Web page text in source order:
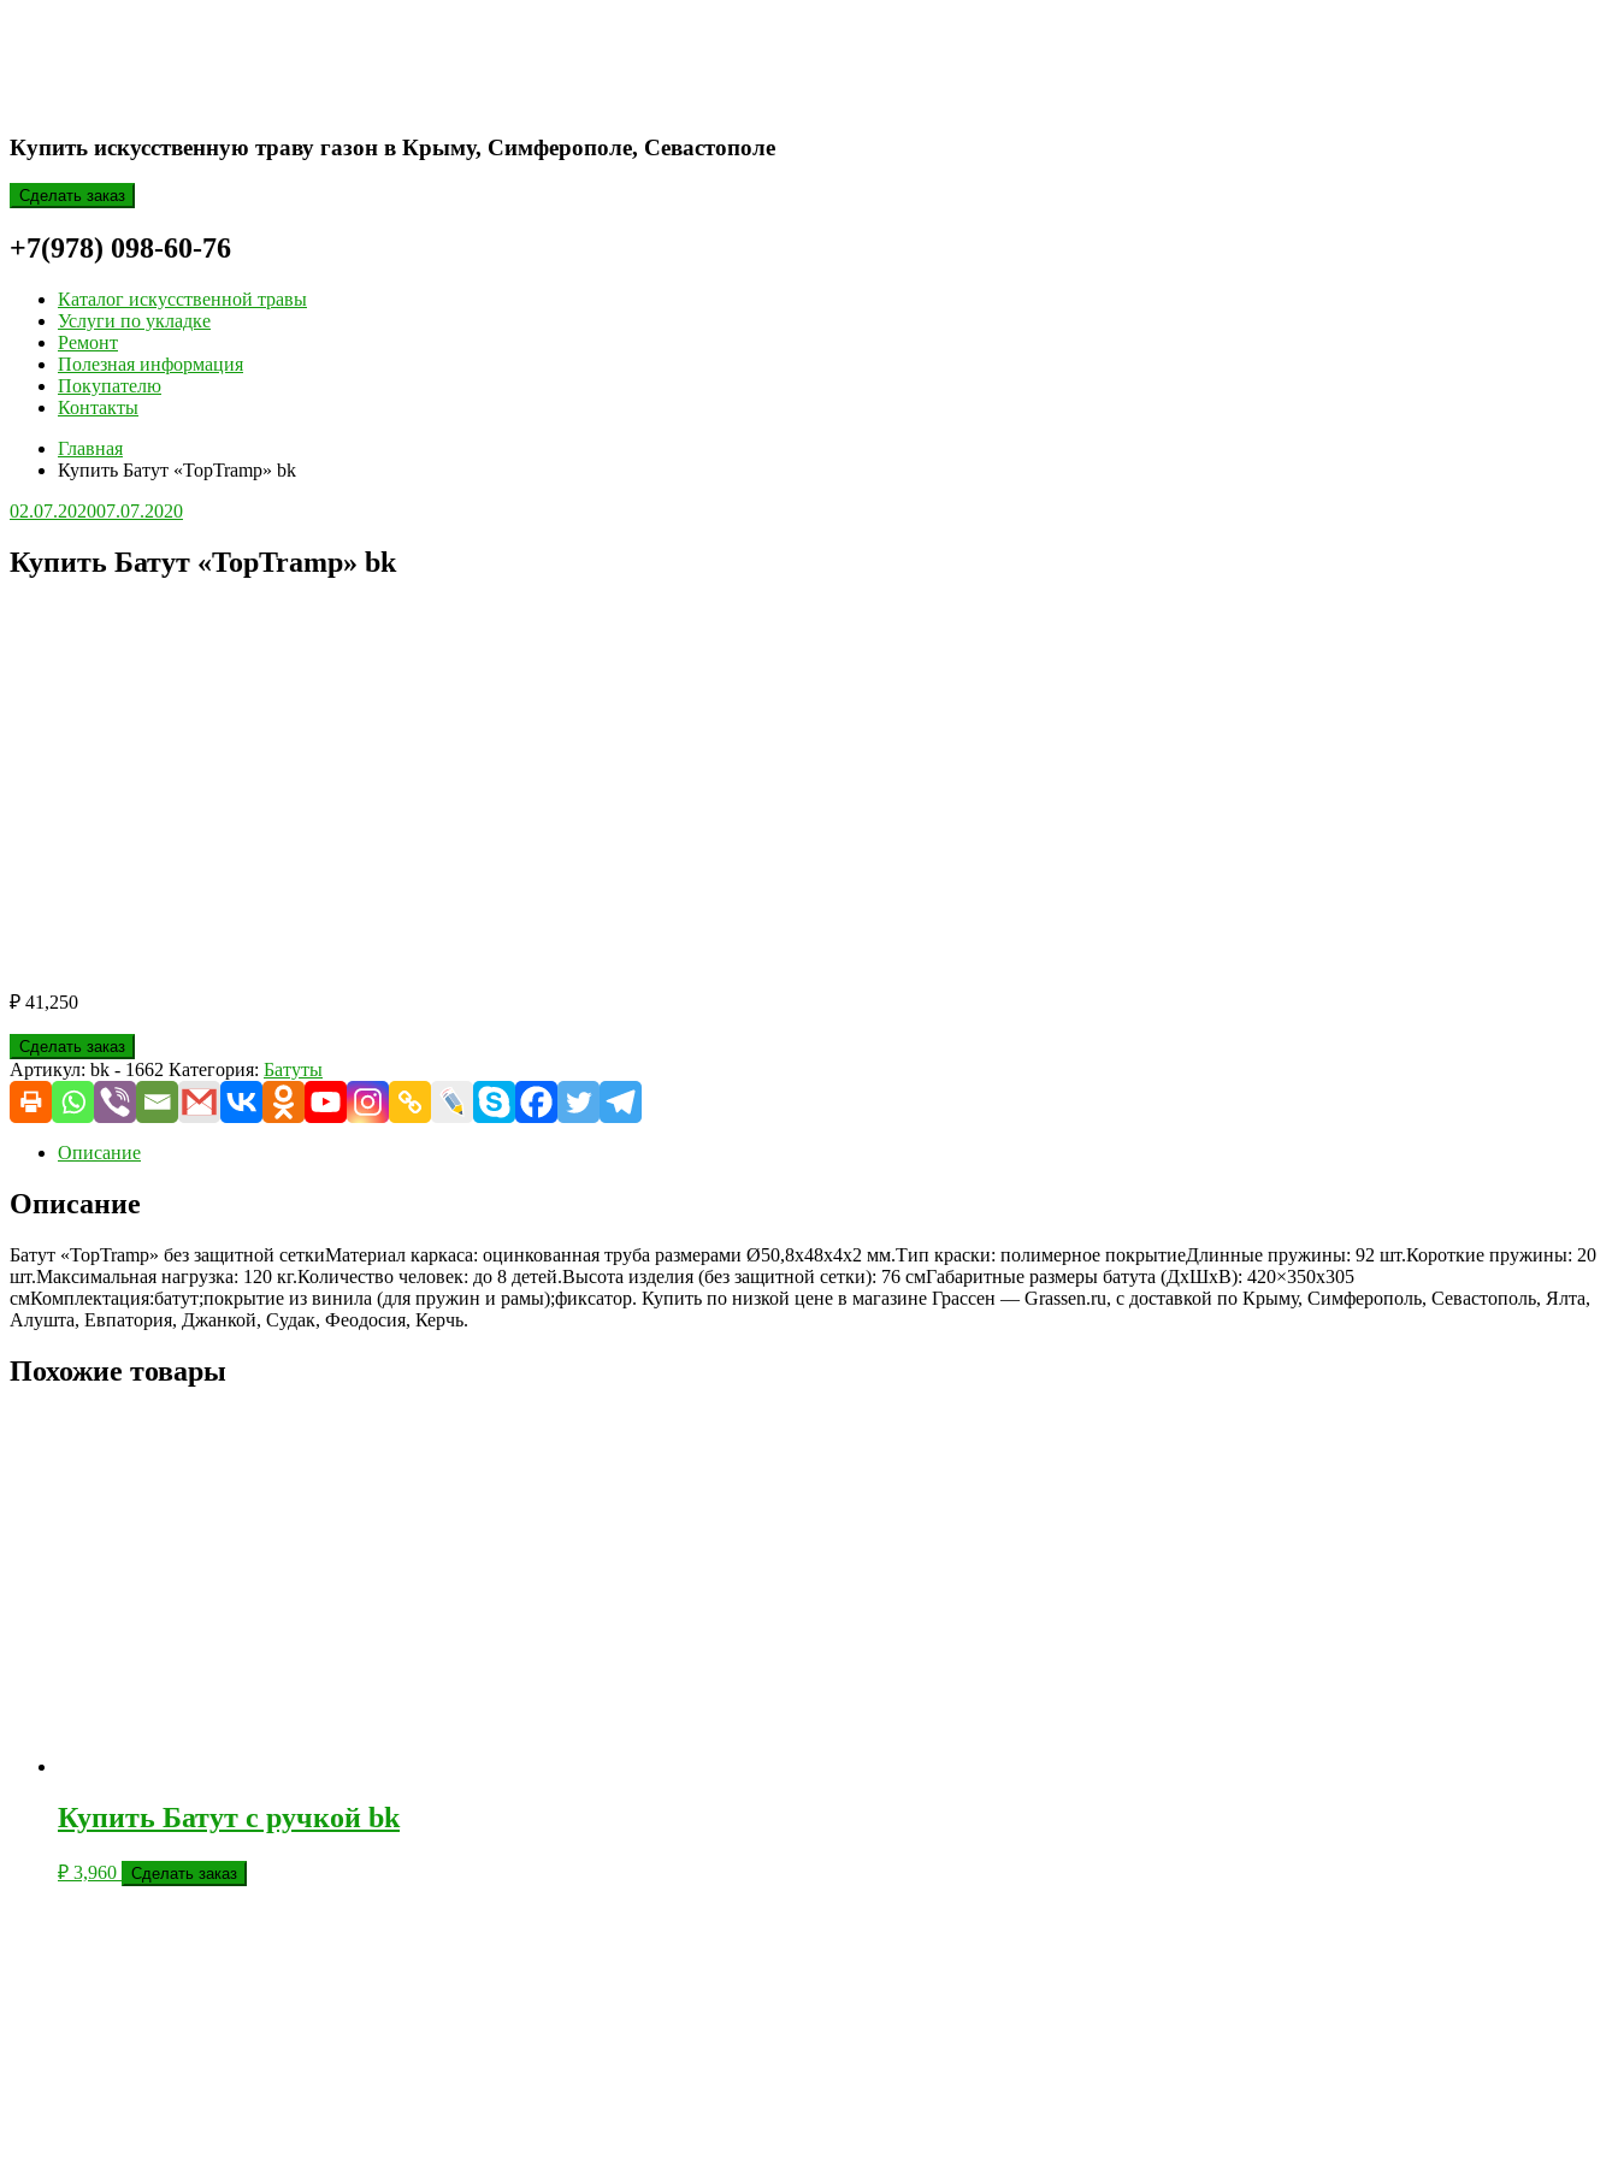
Купить искусственную траву газон в Крыму, Симферополе, Севастополе
Сделать заказ
+7(978) 098-60-76
Каталог искусственной травы
Услуги по укладке
Ремонт
Полезная информация
Покупателю
Контакты
Главная
Купить Батут «TopTramp» bk
02.07.202007.07.2020
Купить Батут «TopTramp» bk
₽ 41,250
Сделать заказ
Артикул: bk - 1662 Категория: Батуты
Описание
Описание
Батут «TopTramp» без защитной сеткиМатериал каркаса: оцинкованная труба размерами Ø50,8х48х4х2 мм.Тип краски: полимерное покрытиеДлинные пружины: 92 шт.Короткие пружины: 20
шт.Максимальная нагрузка: 120 кг.Количество человек: до 8 детей.Высота изделия (без защитной сетки): 76 смГабаритные размеры батута (ДхШхВ): 420×350х305
смКомплектация:батут;покрытие из винила (для пружин и рамы);фиксатор. Купить по низкой цене в магазине Грассен — Grassen.ru, с доставкой по Крыму, Симферополь, Севастополь, Ялта,
Алушта, Евпатория, Джанкой, Судак, Феодосия, Керчь.
Похожие товары
Купить Батут с ручкой bk
₽ 3,960 Сделать заказ